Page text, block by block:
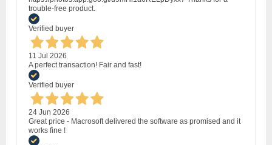
trouble-free product.
Verified buyer
11 Jul 2026
A perfect transaction! Fair and fast!
Verified buyer
24 Jun 2026
Great price - Macrosoft delivered the software as promised and it
works fine !